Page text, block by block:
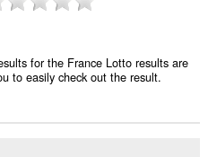
for the France Lotto results are
to easily check out the result.